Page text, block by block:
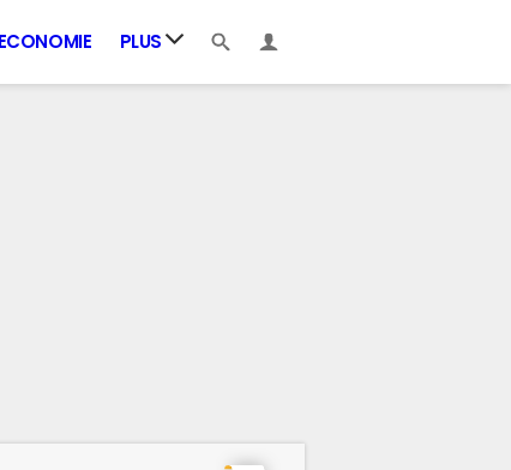
ECONOMIE PLUS